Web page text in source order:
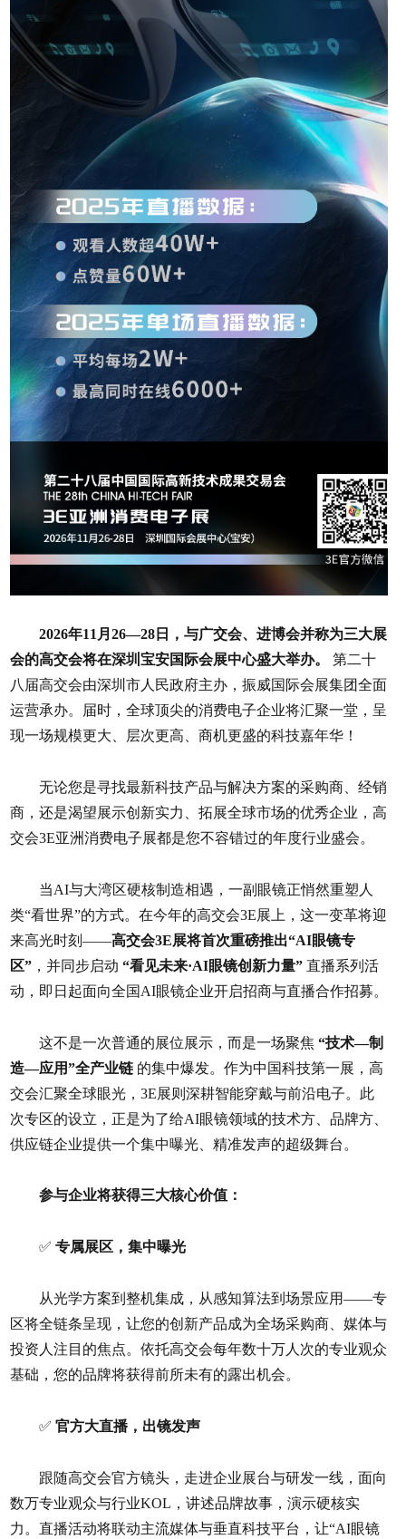
2026年11月26—28日，与广交会、进博会并称为三大展
会的高交会将在深圳宝安国际会展中心盛大举办。
第二十
八届高交会由深圳市人民政府主办，振威国际会展集团全面
运营承办。届时，全球顶尖的消费电子企业将汇聚一堂，呈
现一场规模更大、层次更高、商机更盛的科技嘉年华！
无论您是寻找最新科技产品与解决方案的采购商、经销
商，还是渴望展示创新实力、拓展全球市场的优秀企业，高
交会3E亚洲消费电子展都是您不容错过的年度行业盛会。
当AI与大湾区硬核制造相遇，一副眼镜正悄然重塑人
类“看世界”的方式。在今年的高交会3E展上，这一变革将迎
来高光时刻——高交会3E展将首次重磅推出“AI眼镜专
区”，并同步启动 “看见未来·AI眼镜创新力量”直播系列活
动，即日起面向全国AI眼镜企业开启招商与直播合作招募。
这不是一次普通的展位展示，而是一场聚焦 “技术—制
造—应用”全产业链的集中爆发。作为中国科技第一展，高
交会汇聚全球眼光，3E展则深耕智能穿戴与前沿电子。此
次专区的设立，正是为了给AI眼镜领域的技术方、品牌方、
供应链企业提供一个集中曝光、精准发声的超级舞台。
参与企业将获得三大核心价值：
✅ 专属展区，集中曝光
从光学方案到整机集成，从感知算法到场景应用——专
区将全链条呈现，让您的创新产品成为全场采购商、媒体与
投资人注目的焦点。依托高交会每年数十万人次的专业观众
基础，您的品牌将获得前所未有的露出机会。
✅ 官方大直播，出镜发声
跟随高交会官方镜头，走进企业展台与研发一线，面向
数万专业观众与行业KOL，讲述品牌故事，演示硬核实
力。直播活动将联动主流媒体与垂直科技平台，让“AI眼镜